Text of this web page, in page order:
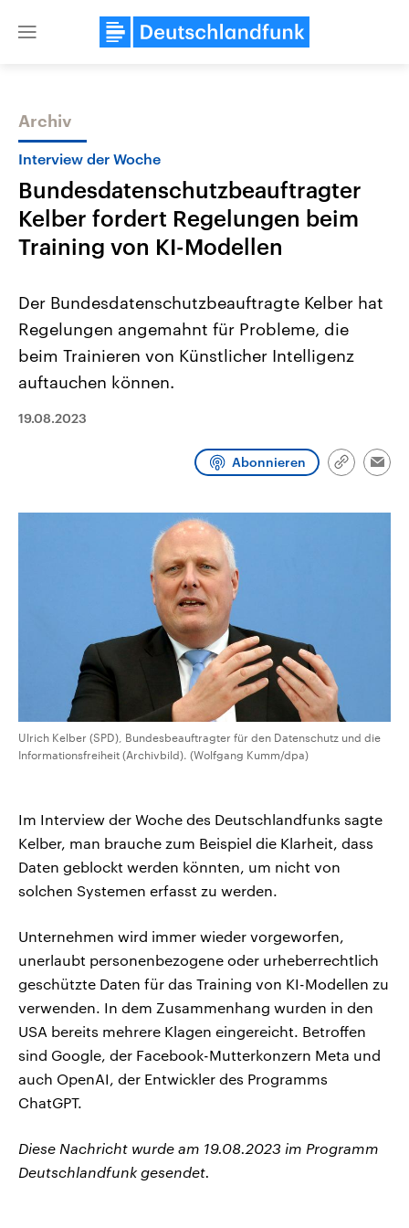
Close
Themen
Aktuelle Beiträge, Analysen und
Hintergründe
Wirtschaftlich und militärisch
gehören die Vereinigten Staaten zu
den mächtigsten Ländern der Erde,
aktuelle Weltgeschehen.
Aktuelle Lage und
Der Überfall der
Terrororganisation Hamas
Programm Podcasts
Archiv
Interview der Woche
Bundesdatenschutzbeauftragter
Kelber fordert Regelungen beim
Training von KI-Modellen
Der Bundesdatenschutzbeauftragte Kelber hat
Regelungen angemahnt für Probleme, die
beim Trainieren von Künstlicher Intelligenz
auftauchen können.
19.08.2023
Abonnieren
Link
Ulrich Kelber (SPD), Bundesbeauftragter für den Datenschutz und die
Informationsfreiheit (Archivbild). (Wolfgang Kumm/dpa)
Im Interview der Woche des Deutschlandfunks sagte
Kelber, man brauche zum Beispiel die Klarheit, dass
Daten geblockt werden könnten, um nicht von
solchen Systemen erfasst zu werden.
Unternehmen wird immer wieder vorgeworfen,
unerlaubt personenbezogene oder urheberrechtlich
geschützte Daten für das Training von KI-Modellen zu
verwenden. In dem Zusammenhang wurden in den
USA bereits mehrere Klagen eingereicht. Betroffen
sind Google, der Facebook-Mutterkonzern Meta und
auch OpenAI, der Entwickler des Programms
ChatGPT.
Diese Nachricht wurde am 19.08.2023 im Programm
Deutschlandfunk gesendet.